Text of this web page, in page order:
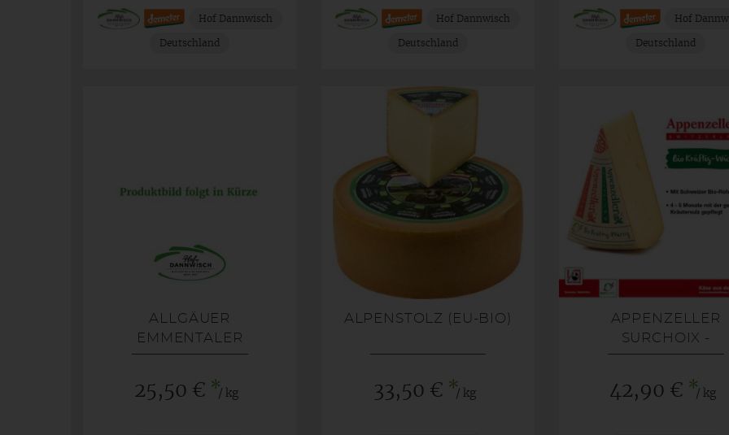
Hof Dannwisch
Deutschland
Hof Dannwisch
Deutschland
Hof
Deutschland
ALLGÄUER
EMMENTALER
(BIOLAND)
25,50 € */ kg
ALPENSTOLZ (EU-BIO)
33,50 € */ kg
APPENZELLER
SURCHOIX -
LAKTOSEFREI - (EU-
42,90 € */ kg